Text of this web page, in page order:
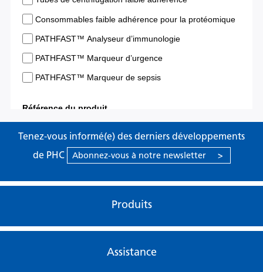
Tenez-vous informé(e) des derniers développements
de PHC
Abonnez-vous à notre newsletter >
Produits
Assistance